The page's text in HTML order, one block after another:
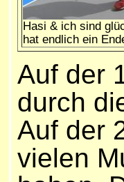
Hasi & ich sind
hat endlich ein
Auf der
durch
Auf der
vielen